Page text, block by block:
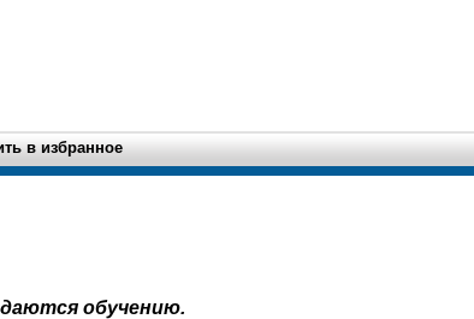
в избранное
обучению.